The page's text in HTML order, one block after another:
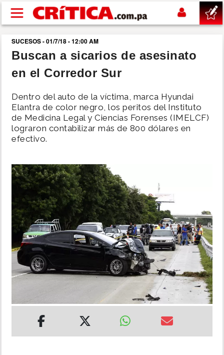
Pasar al contenido principal
buscar
SUCESOS
NACIONAL
POLÍTICA
DEPORTES
MUNDO
INSÓLITAS
MULTIMEDIA
IMPRESO
SUCESOS - 01/7/18 - 12:00 AM
Buscan a sicarios de asesinato
en el Corredor Sur
Dentro del auto de la víctima, marca Hyundai
Elantra de color negro, los peritos del Instituto
de Medicina Legal y Ciencias Forenses (IMELCF)
lograron contabilizar más de 800 dólares en
efectivo.